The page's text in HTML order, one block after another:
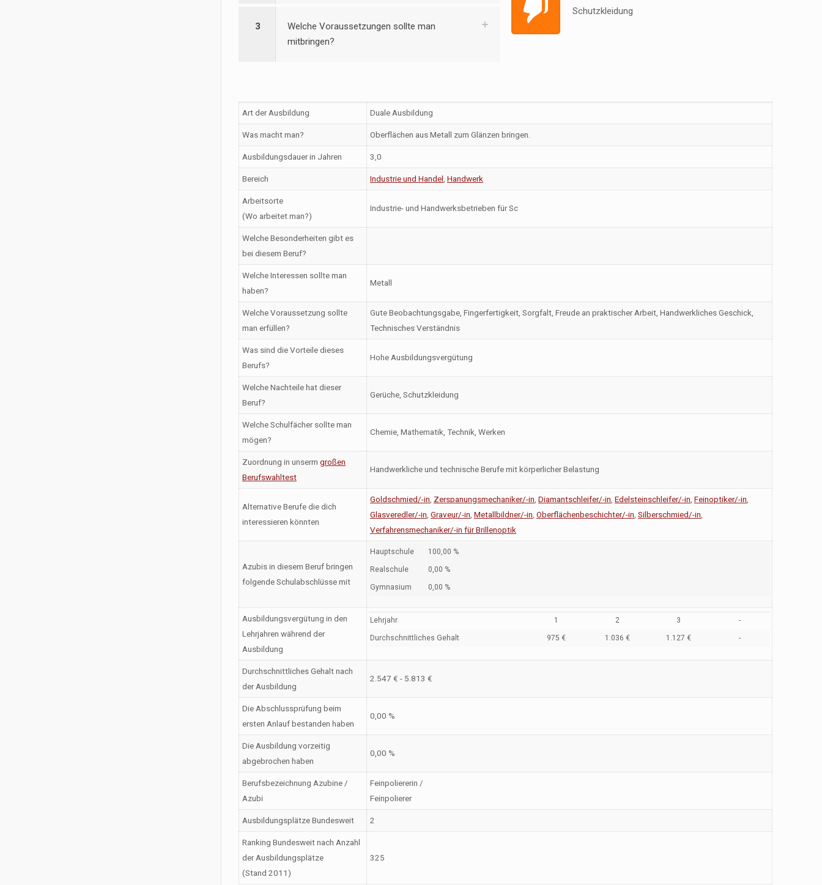
3
Welche Voraussetzungen sollte man
mitbringen?
Schutzkleidung
Art der Ausbildung Duale Ausbildung
Was macht man? Oberflächen aus Metall zum Glänzen bringen.
Ausbildungsdauer in Jahren 3,0
Bereich Industrie und Handel Handwerk
Arbeitsorte
(Wo arbeitet man?)
Industrie- und Handwerksbetrieben für Sc
Welche Besonderheiten gibt es
bei diesem Beruf?
Welche Interessen sollte man
haben?
Metall
Welche Voraussetzung sollte
man erfüllen?
Gute Beobachtungsgabe, Fingerfertigkeit, Sorgfalt, Freude an praktischer Arbeit, Handwerkliches Geschick,
Technisches Verständnis
Was sind die Vorteile dieses
Berufs?
Hohe Ausbildungsvergütung
Welche Nachteile hat dieser
Beruf?
Gerüche, Schutzkleidung
Welche Schulfächer sollte man
mögen?
Chemie, Mathematik, Technik, Werken
Zuordnung in unserm großen
Berufswahltest
Handwerkliche und technische Berufe mit körperlicher Belastung
Alternative Berufe die dich
interessieren könnten
Goldschmied/-in Zerspanungsmechaniker/-in Diamantschleifer/-in Edelsteinschleifer/-in Feinoptiker/-in
Glasveredler/-in Graveur/-in Metallbildner/-in Oberflächenbeschichter/-in Silberschmied/-in
Verfahrensmechaniker/-in für Brillenoptik
Azubis in diesem Beruf bringen
folgende Schulabschlüsse mit
Hauptschule 100,00 %
Realschule 0,00 %
Gymnasium 0,00 %
Ausbildungsvergütung in den
Lehrjahren während der
Ausbildung
Lehrjahr 1 2 3 -
Durchschnittliches Gehalt 975 € 1.036 € 1.127 € -
Durchschnittliches Gehalt nach
der Ausbildung
2.547 € - 5.813 €
Die Abschlussprüfung beim
ersten Anlauf bestanden haben
0,00 %
Die Ausbildung vorzeitig
abgebrochen haben
0,00 %
Berufsbezeichnung Azubine /
Azubi
Feinpoliererin /
Feinpolierer
Ausbildungsplätze Bundesweit 2
Ranking Bundesweit nach Anzahl
der Ausbildungsplätze
(Stand 2011)
325